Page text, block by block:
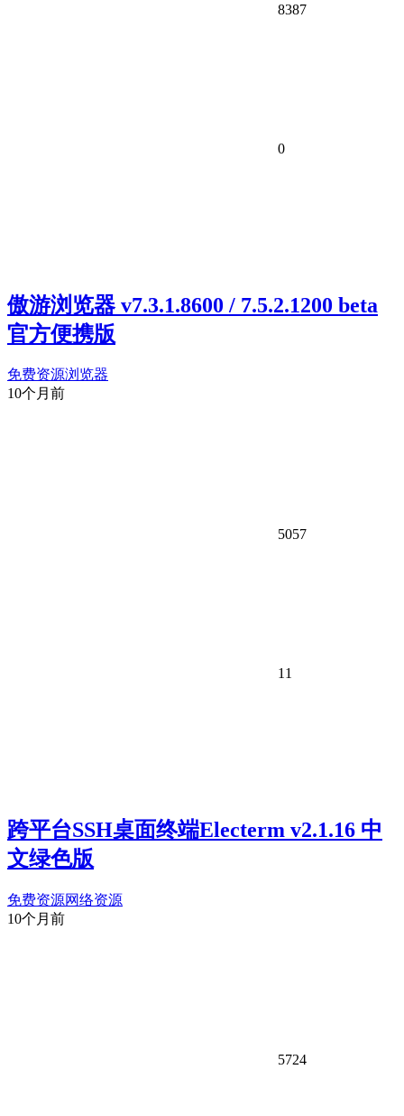
8387
0
傲游浏览器 v7.3.1.8600 / 7.5.2.1200 beta
官方便携版
免费资源浏览器
10个月前
5057
11
跨平台SSH桌面终端Electerm v2.1.16 中
文绿色版
免费资源网络资源
10个月前
5724